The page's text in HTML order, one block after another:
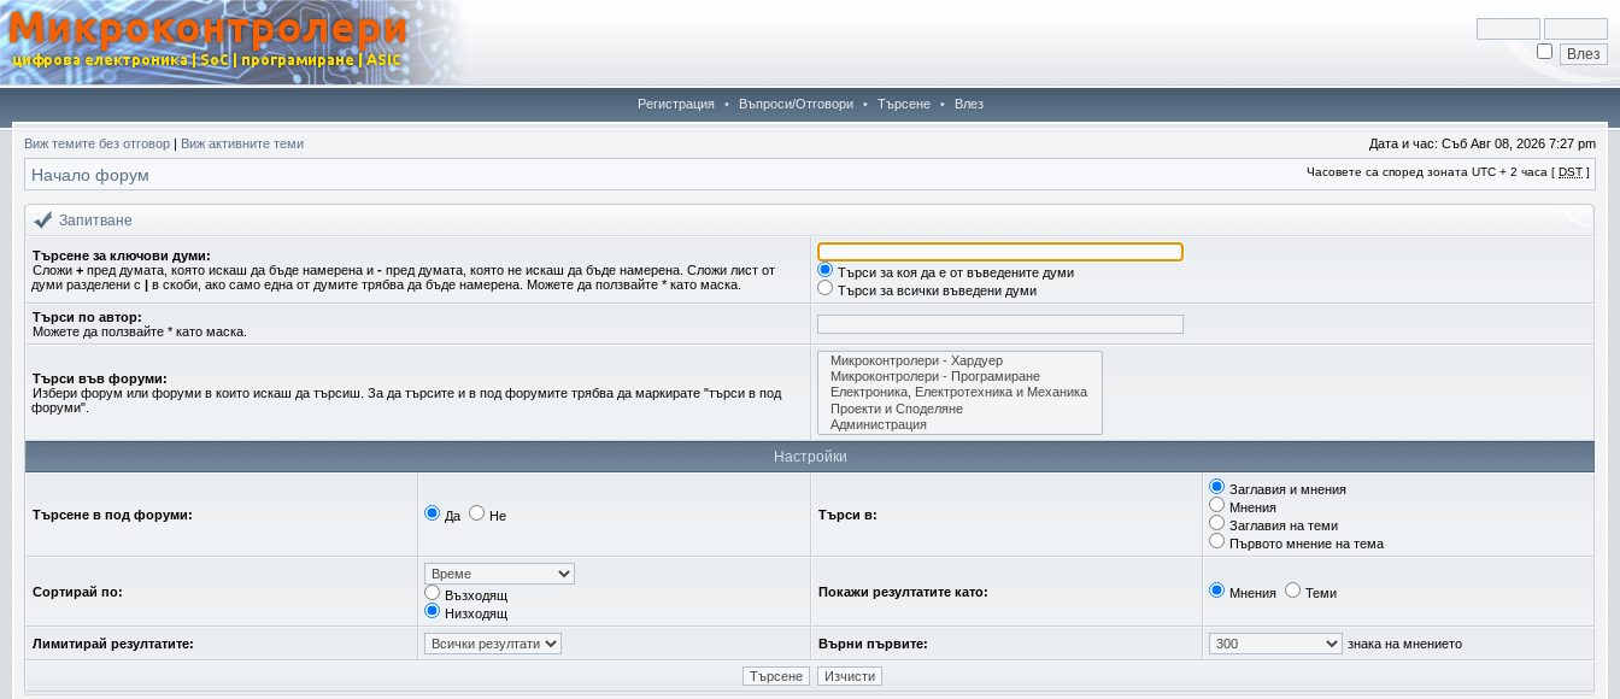
Регистрация • Въпроси/Отговори • Търсене • Влез
Виж темите без отговор | Виж активните теми Дата и час: Съб Авг 08, 2026 7:27 pm
Начало форум Часовете са според зоната UTC + 2 часа [ DST ]
Запитване
Търсене за ключови думи:
Сложи + пред думата, която искаш да бъде намерена и - пред думата, която не искаш да бъде намерена. Сложи лист от
думи разделени с | в скоби, ако само една от думите трябва да бъде намерена. Можете да ползвайте * като маска.
Търси за коя да е от въведените думи
Търси за всички въведени думи
Търси по автор:
Можете да ползвайте * като маска.
Търси във форуми:
Избери форум или форуми в които искаш да търсиш. За да търсите и в под форумите трябва да маркирате "търси в под
форуми".
Настройки
Търсене в под форуми: Да Не Търси в:
Заглавия и мнения
Мнения
Заглавия на теми
Първото мнение на тема
Сортирай по:
Възходящ
Низходящ
Покажи резултатите като: Мнения Теми
Лимитирай резултатите: Върни първите: знака на мнението